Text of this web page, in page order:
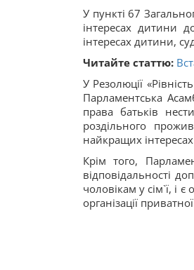
У пункті 67
інтересах дитини
інтересах дитини,
Читайте статтю:
У Резолюції
Парламентська
права батьків
роздільного
найкращих
Крім того,
відповідальності
чоловікам у сім`ї, і
організації